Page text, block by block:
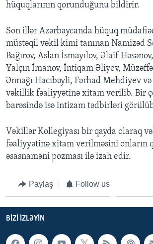
hüquqlarının qorunduğunu bildirir.
Son illər Azərbaycanda hüquq
müstəqil vəkil kimi tanınan Namizəd
Bağırov, Aslan İsmayılov, Əlaif
Yalçın İmanov, İntiqam Əliyev,
Ənnağı Hacıbəyli, Fərhad Mehdiyev
vəkillik fəaliyyətinə xitam verilib. Bir
barəsində isə intizam tədbirləri
Vəkillər Kollegiyası bir qayda olaraq
fəaliyyətinə xitam verilməsini onların
əsasnaməni pozması ilə izah edir.
Paylaş Follow us
BIZI IZLƏYIN